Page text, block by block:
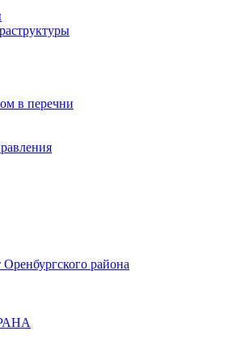
в перечни
района